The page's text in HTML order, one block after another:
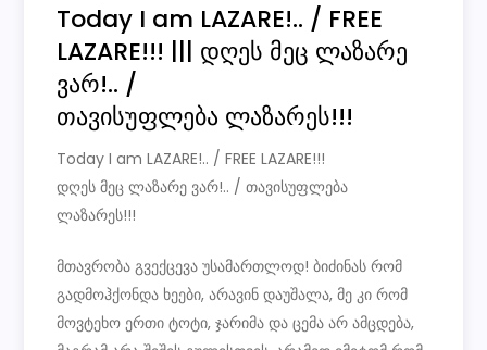
Today I am LAZARE!.. / FREE
LAZARE!!! ||| დღეს მეც ლაზარე
ვარ!.. /
თავისუფლება ლაზარეს!!!
Today I am LAZARE!.. / FREE LAZARE!!!
დღეს მეც ლაზარე ვარ!.. / თავისუფლება
ლაზარეს!!!
მთავრობა გვექცევა უსამართლოდ! ბიძინას რომ
გადმოჰქონდა ხეები, არავინ დაუშალა, მე კი რომ
მოვტეხო ერთი ტოტი, ჯარიმა და ცემა არ ამცდება,